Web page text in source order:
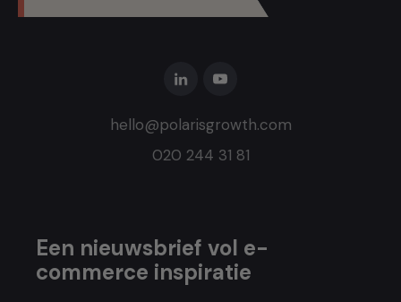
hello@polarisgrowth.com
020 244 31 81
Een nieuwsbrief vol e-
commerce inspiratie